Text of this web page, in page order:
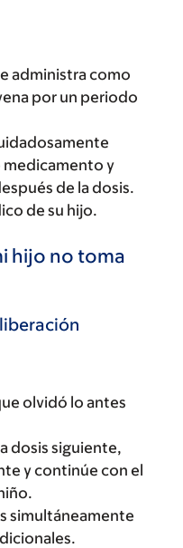
administra como
por un periodo
medicamento y
de la dosis.
de su hijo.
hijo no toma
olvidó lo antes
dosis siguiente,
y continúe con el
simultáneamente